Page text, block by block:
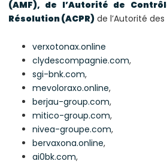
(AMF), de l’Autorité de
Résolution (ACPR) de l’Autorité
verxotonax.online
clydescompagnie.com,
sgi-bnk.com,
mevoloraxo.online,
berjau-group.com,
mitico-group.com,
nivea-groupe.com,
bervaxona.online,
ai0bk.com,